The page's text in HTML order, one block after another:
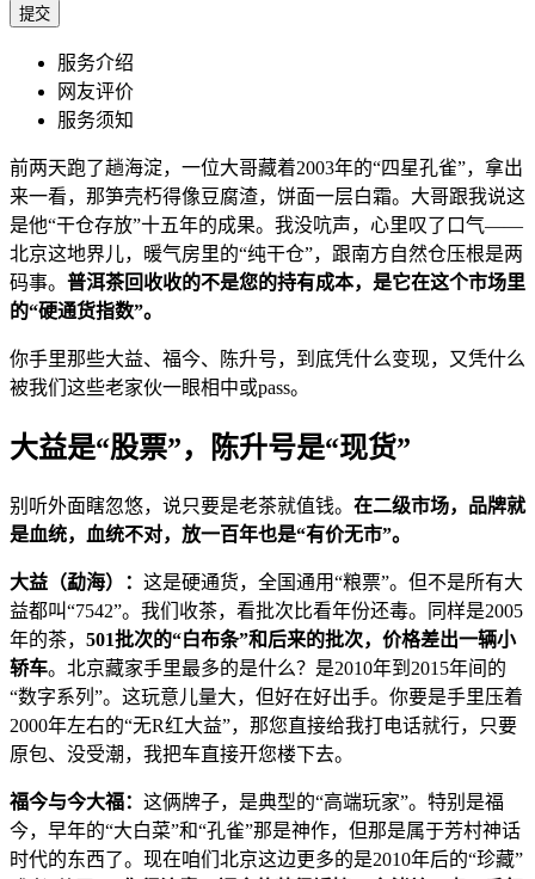
提交
服务介绍
网友评价
服务须知
前两天跑了趟海淀，一位大哥藏着2003年的“四星孔雀”，拿出
来一看，那笋壳朽得像豆腐渣，饼面一层白霜。大哥跟我说这
是他“干仓存放”十五年的成果。我没吭声，心里叹了口气——
北京这地界儿，暖气房里的“纯干仓”，跟南方自然仓压根是两
码事。 普洱茶回收收的不是您的持有成本，是它在这个市场里
的“硬通货指数”。
你手里那些大益、福今、陈升号，到底凭什么变现，又凭什么
被我们这些老家伙一眼相中或pass。
大益是“股票”，陈升号是“现货”
别听外面瞎忽悠，说只要是老茶就值钱。 在二级市场，品牌就
是血统，血统不对，放一百年也是“有价无市”。
大益（勐海）： 这是硬通货，全国通用“粮票”。但不是所有大
益都叫“7542”。我们收茶，看批次比看年份还毒。同样是2005
年的茶， 501批次的“白布条”和后来的批次，价格差出一辆小
轿车。北京藏家手里最多的是什么？是2010年到2015年间的
“数字系列”。这玩意儿量大，但好在好出手。你要是手里压着
2000年左右的“无R红大益”，那您直接给我打电话就行，只要
原包、没受潮，我把车直接开您楼下去。
福今与今大福： 这俩牌子，是典型的“高端玩家”。特别是福
今，早年的“大白菜”和“孔雀”那是神作，但那是属于芳村神话
时代的东西了。现在咱们北京这边更多的是2010年后的“珍藏”